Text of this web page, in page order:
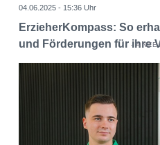
04.06.2025 - 15:36 Uhr
ErzieherKompass: So
und Förderungen für ihre